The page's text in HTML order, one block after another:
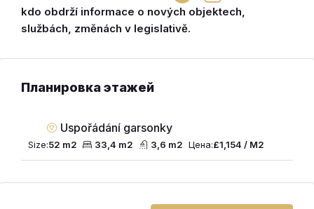
kdo obdrží informace o nových objektech,
službách, změnách v legislativě.
Планировка этажей
Uspořádání garsonky
Size:52 m2 33,4 m2 3,6 m2 Цена:£1,154 / M2